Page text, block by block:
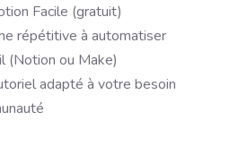
Facile (gratuit)
répétitive à automatiser
(Notion ou Make)
adapté à votre besoin